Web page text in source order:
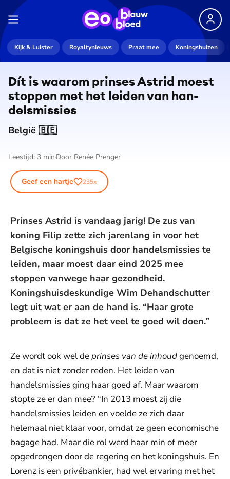
Kijk & Luister Royaltynieuws Praat mee Koningshuizen
De weergave van deze video vereist jouw
toestemming voor social media cookies.
Dít is waarom prinses Astrid moest
stoppen met het leiden van han­
dels­mis­sies
België 🇧🇪
Leestijd: 3 min Door Renée Prenger
Geef een hartje 235x
Prinses Astrid is vandaag jarig! De zus van
koning Filip zette zich jarenlang in voor het
Belgische koningshuis door handelsmissies te
leiden, maar moest daar eind 2025 mee
stoppen vanwege haar gezondheid.
Koningshuisdeskundige Wim Dehandschutter
legt uit wat er aan de hand is. “Haar grote
probleem is dat ze het veel te goed wil doen.”
Ze wordt ook wel deprinses van de inhoudgenoemd,
en dat is niet zonder reden. Het leiden van
handelsmissies ging haar goed af. Maar waarom
stopte ze er dan mee? “In 2013 moest zij die
handelsmissies leiden en voelde ze zich daar
helemaal niet klaar voor, omdat ze geen economische
bagage had. Maar die rol werd haar min of meer
opgedrongen door de regering en het koningshuis. En
Lorenz is een privébankier, had wel ervaring met het